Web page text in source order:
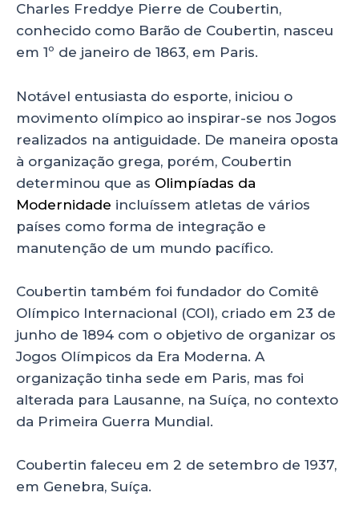
Charles Freddye Pierre de Coubertin,
conhecido como Barão de Coubertin, nasceu
em 1º de janeiro de 1863, em Paris.
Notável entusiasta do esporte, iniciou o
movimento olímpico ao inspirar-se nos Jogos
realizados na antiguidade. De maneira oposta
à organização grega, porém, Coubertin
determinou que as Olimpíadas da
Modernidade incluíssem atletas de vários
países como forma de integração e
manutenção de um mundo pacífico.
Coubertin também foi fundador do Comitê
Olímpico Internacional (COI), criado em 23 de
junho de 1894 com o objetivo de organizar os
Jogos Olímpicos da Era Moderna. A
organização tinha sede em Paris, mas foi
alterada para Lausanne, na Suíça, no contexto
da Primeira Guerra Mundial.
Coubertin faleceu em 2 de setembro de 1937,
em Genebra, Suíça.